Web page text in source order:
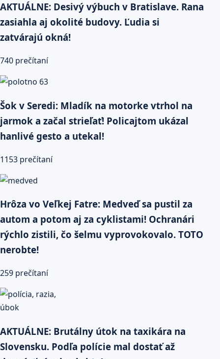
AKTUÁLNE: Desivý výbuch v Bratislave. Rana
zasiahla aj okolité budovy. Ľudia si
zatvárajú okná!
740 prečítaní
Šok v Seredi: Mladík na motorke vtrhol na
jarmok a začal strieľať! Policajtom ukázal
hanlivé gesto a utekal!
1153 prečítaní
Hrôza vo Veľkej Fatre: Medveď sa pustil za
autom a potom aj za cyklistami! Ochranári
rýchlo zistili, čo šelmu vyprovokovalo. TOTO
nerobte!
259 prečítaní
AKTUÁLNE: Brutálny útok na taxikára na
Slovensku. Podľa polície mal dostať až